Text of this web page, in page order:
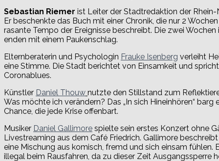
Sebastian Riemer ist Leiter der Stadtredaktion der
Er beschenkte das Buch mit einer Chronik, die nur 2
rasante Tempo der Ereignisse beschreibt. Die zwei
enden mit einem Paukenschlag.
Elternberaterin und Psychologin Frauke Isenberg verleiht
eine Stimme. Die Stadt berichtet von Einsamkeit und
Coronablues.
Künstler Daniel Thouw nutzte den Stillstand zum
Was möchte ich verändern? Das „In sich Hineinhören“ barg
Chance, die jede Krise offenbart.
Musiker Daniel Gallimore spielte sein erstes Konzert ohne
Livestreaming aus dem Café Friedrich. Gallimore
eine Mischung aus komisch, fremd und sich einsam fühlen.
illegal beim Rausfahren, da zu dieser Zeit Ausgangssperre